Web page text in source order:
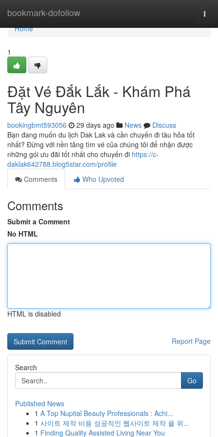
bookmark-dofollow
Home
Home
1
Đặt Vé Đắk Lắk - Khám Phá
Tây Nguyên
bookingbmt593056 29 days ago News
Discuss
Bạn đang muốn du lịch Dak Lak và cần chuyến đi tàu hỏa tốt
nhất? Đừng với nền tảng tìm vé của chúng tôi để nhận được
những gói ưu đãi tốt nhất cho chuyến đi https://c-
daklak642788.blog5star.com/profile
Comments
Who Upvoted
Comments
Submit a Comment
No HTML
HTML is disabled
Report Page
Search
Go
Published News
1 A Top Nuptial Beauty Professionals : Achi...
1 사이트 제작 비용 성공적인 웹사이트 제작 을 위...
1 Finding Quality Assisted Living Near You